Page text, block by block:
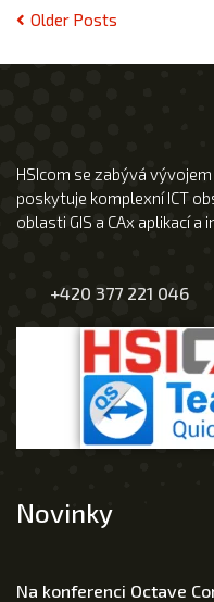
Older Posts
HSIcom se zabývá
poskytuje komplexní ICT
oblasti GIS a CAx aplikací
+420 377 221 046
Novinky
Na konferenci Octave